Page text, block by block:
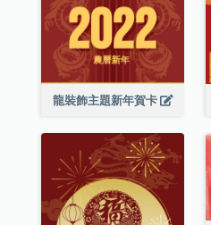
龍裝飾主題新年賀卡